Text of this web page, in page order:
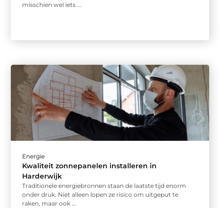
misschien wel iets ...
Energie
Kwaliteit zonnepanelen installeren in
Harderwijk
Traditionele energiebronnen staan de laatste tijd enorm
onder druk. Niet alleen lopen ze risico om uitgeput te
raken, maar ook ...